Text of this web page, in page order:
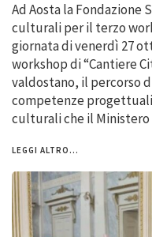
Ad Aosta la Fondazione
culturali per il terzo
giornata di venerdì 27
workshop di “Cantiere
valdostano, il percorso
competenze
culturali che il
LEGGI ALTRO...